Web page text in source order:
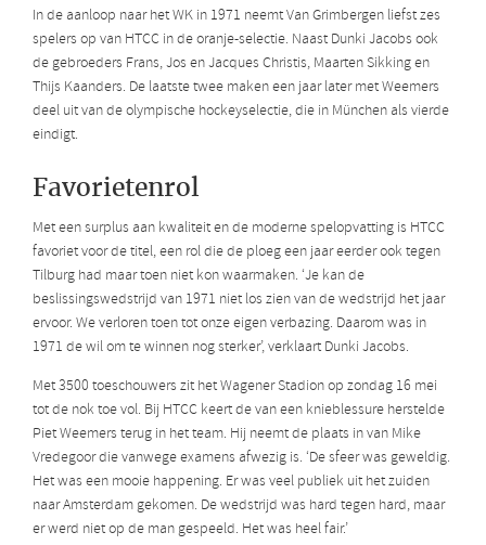
In de aanloop naar het WK in 1971 neemt Van Grimbergen liefst zes
spelers op van HTCC in de oranje-selectie. Naast Dunki Jacobs ook
de gebroeders Frans, Jos en Jacques Christis, Maarten Sikking en
Thijs Kaanders. De laatste twee maken een jaar later met Weemers
deel uit van de olympische hockeyselectie, die in München als vierde
eindigt.
Favorietenrol
Met een surplus aan kwaliteit en de moderne spelopvatting is HTCC
favoriet voor de titel, een rol die de ploeg een jaar eerder ook tegen
Tilburg had maar toen niet kon waarmaken. ‘Je kan de
beslissingswedstrijd van 1971 niet los zien van de wedstrijd het jaar
ervoor. We verloren toen tot onze eigen verbazing. Daarom was in
1971 de wil om te winnen nog sterker’, verklaart Dunki Jacobs.
Met 3500 toeschouwers zit het Wagener Stadion op zondag 16 mei
tot de nok toe vol. Bij HTCC keert de van een knieblessure herstelde
Piet Weemers terug in het team. Hij neemt de plaats in van Mike
Vredegoor die vanwege examens afwezig is. ‘De sfeer was geweldig.
Het was een mooie happening. Er was veel publiek uit het zuiden
naar Amsterdam gekomen. De wedstrijd was hard tegen hard, maar
er werd niet op de man gespeeld. Het was heel fair.’